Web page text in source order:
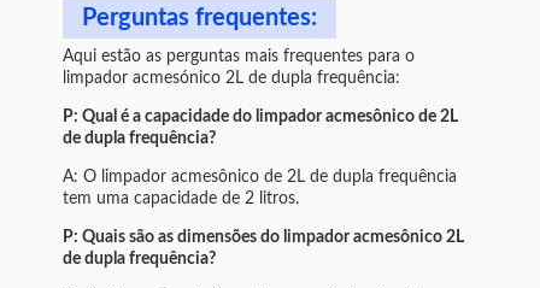
Perguntas frequentes:
Aqui estão as perguntas mais frequentes para o
limpador acmesónico 2L de dupla frequência:
P: Qual é a capacidade do limpador acmesônico de 2L
de dupla frequência?
A: O limpador acmesônico de 2L de dupla frequência
tem uma capacidade de 2 litros.
P: Quais são as dimensões do limpador acmesônico 2L
de dupla frequência?